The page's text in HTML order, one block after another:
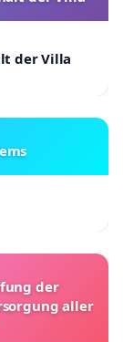
der Villa
der
aller